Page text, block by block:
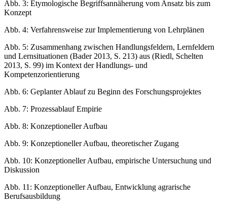
Abb. 3: Etymologische Begriffsannäherung vom Ansatz bis zum
Konzept
Abb. 4: Verfahrensweise zur Implementierung von Lehrplänen
Abb. 5: Zusammenhang zwischen Handlungsfeldern, Lernfeldern
und Lernsituationen (Bader 2013, S. 213) aus (Riedl, Schelten
2013, S. 99) im Kontext der Handlungs- und
Kompetenzorientierung
Abb. 6: Geplanter Ablauf zu Beginn des Forschungsprojektes
Abb. 7: Prozessablauf Empirie
Abb. 8: Konzeptioneller Aufbau
Abb. 9: Konzeptioneller Aufbau, theoretischer Zugang
Abb. 10: Konzeptioneller Aufbau, empirische Untersuchung und
Diskussion
Abb. 11: Konzeptioneller Aufbau, Entwicklung agrarische
Berufsausbildung